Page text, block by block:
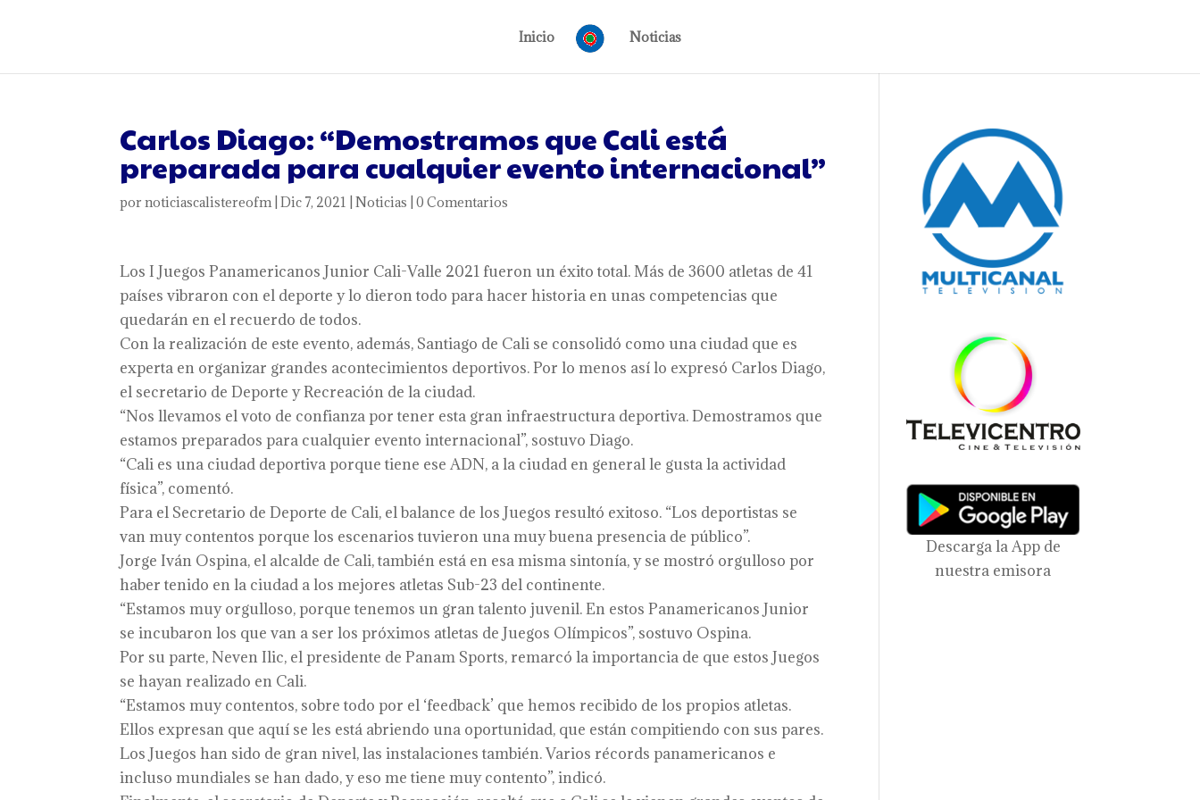
Inicio Noticias
Carlos Diago: “Demostramos que Cali está
preparada para cualquier evento internacional”
pornoticiascalistereofm|Dic 7, 2021 |Noticias |0 Comentarios
Los I Juegos Panamericanos Junior Cali-Valle 2021 fueron un éxito total. Más de 3600 atletas de 41
países vibraron con el deporte y lo dieron todo para hacer historia en unas competencias que
quedarán en el recuerdo de todos.
Con la realización de este evento, además, Santiago de Cali se consolidó como una ciudad que es
experta en organizar grandes acontecimientos deportivos. Por lo menos así lo expresó Carlos Diago,
el secretario de Deporte y Recreación de la ciudad.
“Nos llevamos el voto de confianza por tener esta gran infraestructura deportiva. Demostramos que
estamos preparados para cualquier evento internacional”, sostuvo Diago.
“Cali es una ciudad deportiva porque tiene ese ADN, a la ciudad en general le gusta la actividad
física”, comentó.
Para el Secretario de Deporte de Cali, el balance de los Juegos resultó exitoso. “Los deportistas se
van muy contentos porque los escenarios tuvieron una muy buena presencia de público”.
Jorge Iván Ospina, el alcalde de Cali, también está en esa misma sintonía, y se mostró orgulloso por
haber tenido en la ciudad a los mejores atletas Sub-23 del continente.
“Estamos muy orgulloso, porque tenemos un gran talento juvenil. En estos Panamericanos Junior
se incubaron los que van a ser los próximos atletas de Juegos Olímpicos”, sostuvo Ospina.
Por su parte, Neven Ilic, el presidente de Panam Sports, remarcó la importancia de que estos Juegos
se hayan realizado en Cali.
“Estamos muy contentos, sobre todo por el ‘feedback’ que hemos recibido de los propios atletas.
Ellos expresan que aquí se les está abriendo una oportunidad, que están compitiendo con sus pares.
Los Juegos han sido de gran nivel, las instalaciones también. Varios récords panamericanos e
incluso mundiales se han dado, y eso me tiene muy contento”, indicó.
Descarga la App de
nuestra emisora